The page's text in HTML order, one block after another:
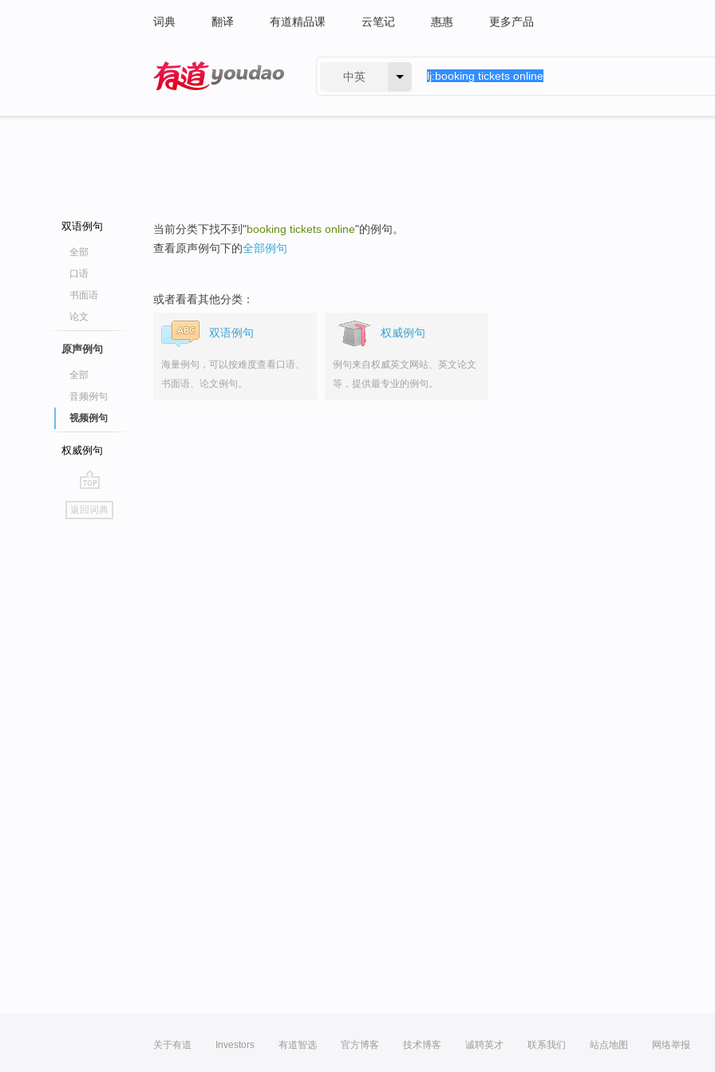
词典 翻译 有道精品课 云笔记 惠惠 更多产品
中英
双语例句
全部
口语
书面语
论文
原声例句
全部
音频例句
视频例句
权威例句
go
top
返回词典
当前分类下找不到"booking tickets online"的例句。
查看原声例句下的全部例句
或者看看其他分类：
双语例句
海量例句，可以按难度查看口语、
书面语、论文例句。
权威例句
例句来自权威英文网站、英文论文
等，提供最专业的例句。
关于有道 Investors 有道智选 官方博客 技术博客 诚聘英才 联系我们 站点地图 网络举报